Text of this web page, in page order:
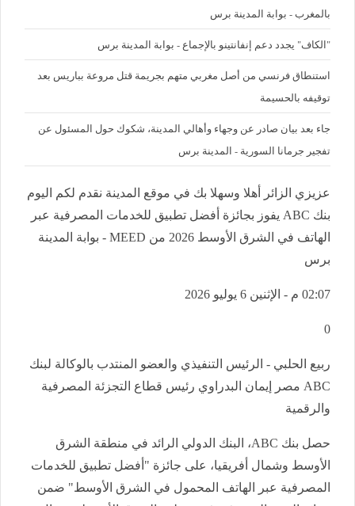
بالمغرب - بوابة المدينة برس
"الكاف" يجدد دعم إنفانتينو بالإجماع - بوابة المدينة برس
استنطاق فرنسي من أصل مغربي متهم بجريمة قتل مروعة بباريس بعد
توقيفه بالحسيمة
جاء بعد بيان صادر عن وجهاء وأهالي المدينة، شكوك حول المسئول عن
تفجير جرمانا السورية - المدينة برس
عزيزي الزائر أهلا وسهلا بك في موقع المدينة نقدم لكم اليوم
بنك ABC يفوز بجائزة أفضل تطبيق للخدمات المصرفية عبر
الهاتف في الشرق الأوسط 2026 من MEED - بوابة المدينة
برس
02:07 م - الإثنين 6 يوليو 2026
0
ربيع الحلبي - الرئيس التنفيذي والعضو المنتدب بالوكالة لبنك
ABC مصر إيمان البدراوي رئيس قطاع التجزئة المصرفية
والرقمية
حصل بنك ABC، البنك الدولي الرائد في منطقة الشرق
الأوسط وشمال أفريقيا، على جائزة "أفضل تطبيق للخدمات
المصرفية عبر الهاتف المحمول في الشرق الأوسط" ضمن